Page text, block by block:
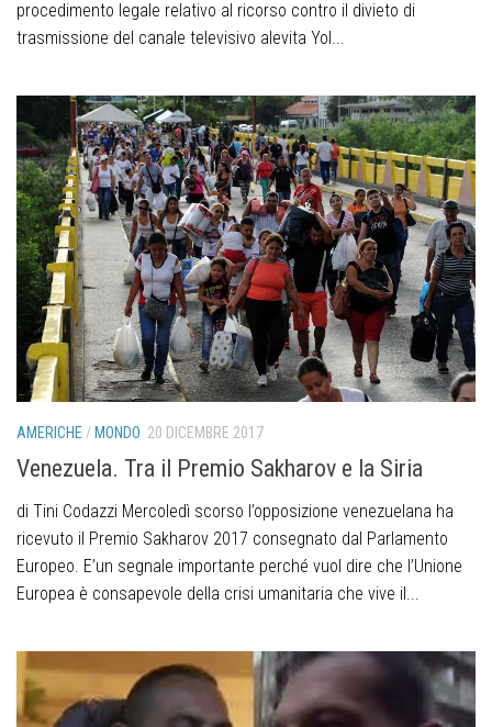
procedimento legale relativo al ricorso contro il divieto di
trasmissione del canale televisivo alevita Yol...
AMERICHE / MONDO 20 DICEMBRE 2017
Venezuela. Tra il Premio Sakharov e la Siria
di Tini Codazzi Mercoledì scorso l’opposizione venezuelana ha
ricevuto il Premio Sakharov 2017 consegnato dal Parlamento
Europeo. E’un segnale importante perché vuol dire che l’Unione
Europea è consapevole della crisi umanitaria che vive il...